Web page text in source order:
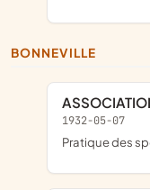
BONNEVILLE
1932-05-07
pratique des